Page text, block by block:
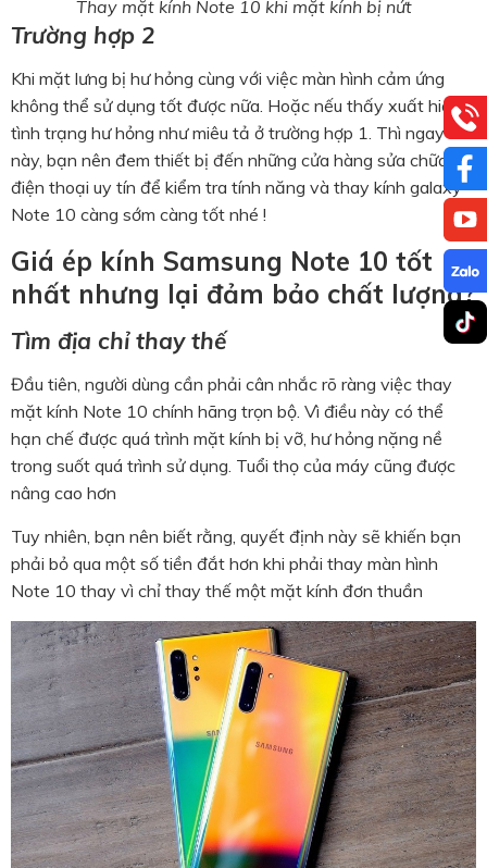
Thay mặt kính Note 10 khi mặt kính bị nứt
Trường hợp 2
Khi mặt lưng bị hư hỏng cùng với việc màn hình cảm ứng
không thể sử dụng tốt được nữa. Hoặc nếu thấy xuất hiện
tình trạng hư hỏng như miêu tả ở trường hợp 1. Thì ngay lúc
này, bạn nên đem thiết bị đến những cửa hàng sửa chữa
điện thoại uy tín để kiểm tra tính năng và thay kính galaxy
Note 10 càng sớm càng tốt nhé !
Giá ép kính Samsung Note 10 tốt
nhất nhưng lại đảm bảo chất lượng?
Tìm địa chỉ thay thế
Đầu tiên, người dùng cần phải cân nhắc rõ ràng việc thay
mặt kính Note 10 chính hãng trọn bộ. Vì điều này có thể
hạn chế được quá trình mặt kính bị vỡ, hư hỏng nặng nề
trong suốt quá trình sử dụng. Tuổi thọ của máy cũng được
nâng cao hơn
Tuy nhiên, bạn nên biết rằng, quyết định này sẽ khiến bạn
phải bỏ qua một số tiền đắt hơn khi phải thay màn hình
Note 10 thay vì chỉ thay thế một mặt kính đơn thuần